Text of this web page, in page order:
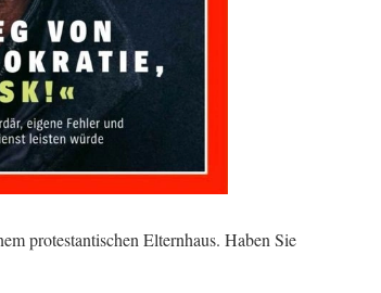
protestantischen Elternhaus. Haben Sie